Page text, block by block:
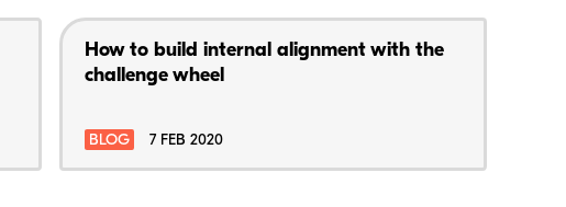
How to build internal alignment with the
challenge wheel
BLOG 7 FEB 2020